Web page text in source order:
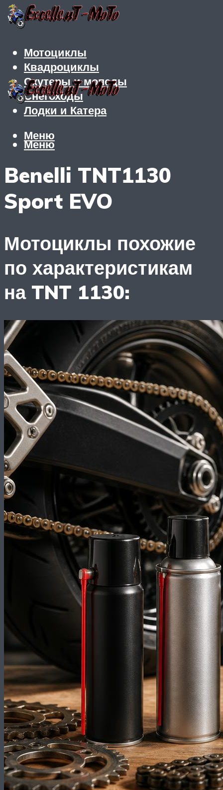
Мотоциклы
Квадроциклы
Скутеры и мопеды
Снегоходы
Лодки и Катера
Меню
Меню
Benelli TNT1130
Sport EVO
Мотоциклы похожие
по характеристикам
на TNT 1130: